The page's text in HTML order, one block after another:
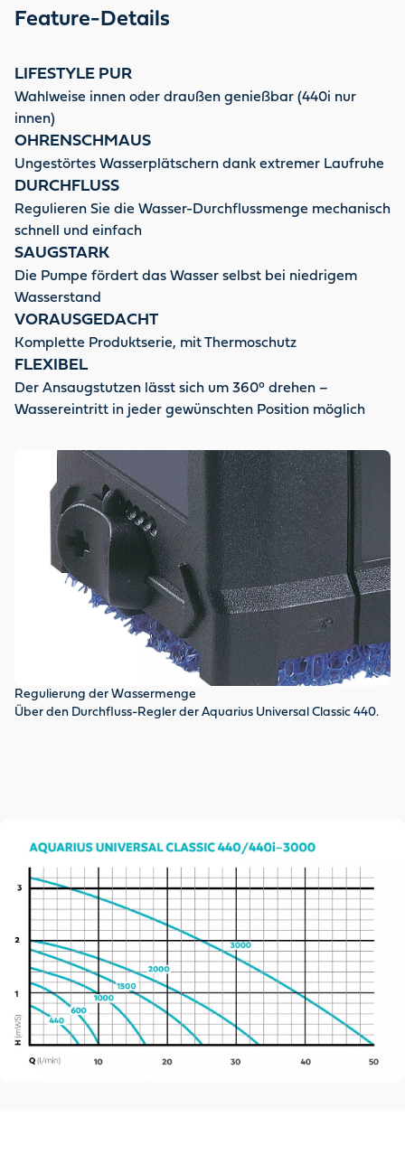
Feature-Details
LIFESTYLE PUR
Wahlweise innen oder draußen genießbar (440i nur
innen)
OHRENSCHMAUS
Ungestörtes Wasserplätschern dank extremer Laufruhe
DURCHFLUSS
Regulieren Sie die Wasser-Durchflussmenge mechanisch
schnell und einfach
SAUGSTARK
Die Pumpe fördert das Wasser selbst bei niedrigem
Wasserstand
VORAUSGEDACHT
Komplette Produktserie, mit Thermoschutz
FLEXIBEL
Der Ansaugstutzen lässt sich um 360° drehen –
Wassereintritt in jeder gewünschten Position möglich
Regulierung der Wassermenge
Über den Durchfluss-Regler der Aquarius Universal Classic 440.